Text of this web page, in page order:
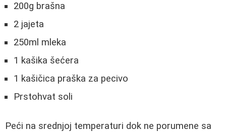
200g brašna
2 jajeta
250ml mleka
1 kašika šećera
1 kašičica praška za pecivo
Prstohvat soli
Peći na srednjoj temperaturi dok ne porumene sa